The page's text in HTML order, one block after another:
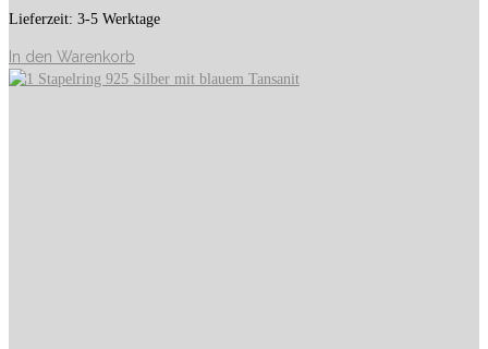
Lieferzeit: 3-5 Werktage
In den Warenkorb